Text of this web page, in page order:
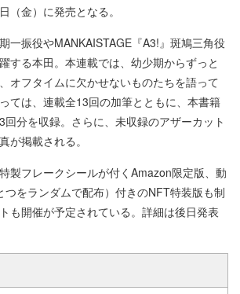
（金）に発売となる。
一振役やMANKAISTAGE『A3!』斑鳩三角役
する本田。本連載では、幼少期からずっと
オフタイムに欠かせないものたちを語って
ては、連載全13回の加筆とともに、本書籍
分を収録。さらに、未収録のアザーカット
が掲載される。
製フレークシールが付くAmazon限定版、動
つをランダムで配布）付きのNFT特装版も制
も開催が予定されている。詳細は後日発表